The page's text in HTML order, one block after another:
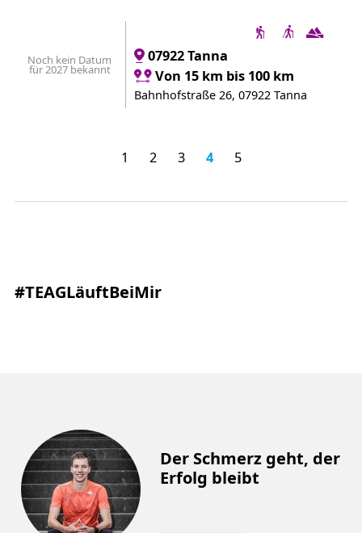
Noch kein Datum
für 2027 bekannt
07922 Tanna
Von 15 km bis 100 km
Bahnhofstraße 26, 07922 Tanna
1 2 3 4 5
#TEAGLäuftBeiMir
Der Schmerz geht, der
Erfolg bleibt